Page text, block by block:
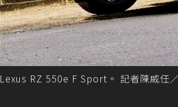
Lexus RZ 550e F Sport。 記者陳威任